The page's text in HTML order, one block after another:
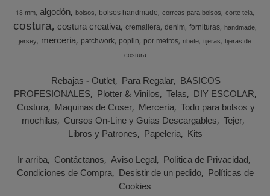
18 mm algodón bolsos bolsos handmade correas para bolsos corte tela
costura costura creativa cremallera denim fornituras handmade
jersey merceria patchwork poplin por metros ribete tijeras tijeras de
costura
Rebajas - Outlet Para Regalar BASICOS
PROFESIONALES Plotter & Vinilos Telas DIY ESCOLAR
Costura Maquinas de Coser Mercería Todo para bolsos y
mochilas Cursos On-Line y Guias Descargables Tejer
Libros y Patrones Papeleria Kits
Ir arriba Contáctanos Aviso Legal Política de Privacidad
Condiciones de Compra Desistir de un pedido Políticas de
Cookies